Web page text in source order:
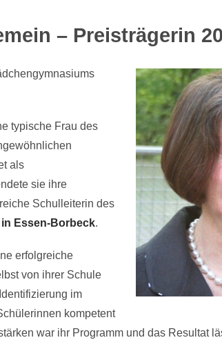
– Preisträgerin
typische Frau des
als
sie ihre
Schulleiterin des
Essen-Borbeck.
erfolgreiche
von ihrer Schule
im
kompetent
war ihr Programm und das Resultat